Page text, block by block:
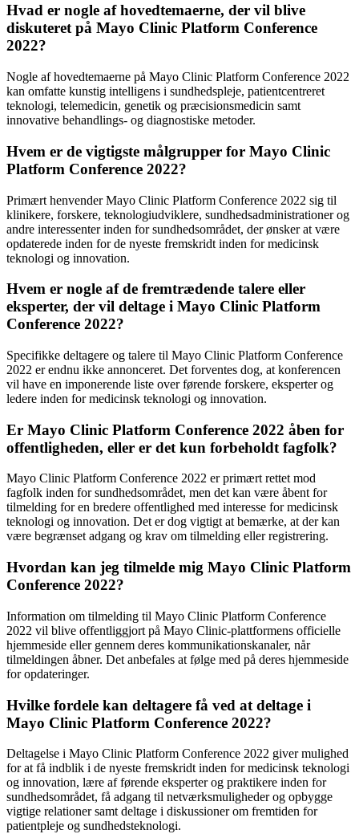
Hvad er nogle af hovedtemaerne, der vil blive
diskuteret på Mayo Clinic Platform Conference
2022?
Nogle af hovedtemaerne på Mayo Clinic Platform Conference 2022
kan omfatte kunstig intelligens i sundhedspleje, patientcentreret
teknologi, telemedicin, genetik og præcisionsmedicin samt
innovative behandlings- og diagnostiske metoder.
Hvem er de vigtigste målgrupper for Mayo Clinic
Platform Conference 2022?
Primært henvender Mayo Clinic Platform Conference 2022 sig til
klinikere, forskere, teknologiudviklere, sundhedsadministrationer og
andre interessenter inden for sundhedsområdet, der ønsker at være
opdaterede inden for de nyeste fremskridt inden for medicinsk
teknologi og innovation.
Hvem er nogle af de fremtrædende talere eller
eksperter, der vil deltage i Mayo Clinic Platform
Conference 2022?
Specifikke deltagere og talere til Mayo Clinic Platform Conference
2022 er endnu ikke annonceret. Det forventes dog, at konferencen
vil have en imponerende liste over førende forskere, eksperter og
ledere inden for medicinsk teknologi og innovation.
Er Mayo Clinic Platform Conference 2022 åben for
offentligheden, eller er det kun forbeholdt fagfolk?
Mayo Clinic Platform Conference 2022 er primært rettet mod
fagfolk inden for sundhedsområdet, men det kan være åbent for
tilmelding for en bredere offentlighed med interesse for medicinsk
teknologi og innovation. Det er dog vigtigt at bemærke, at der kan
være begrænset adgang og krav om tilmelding eller registrering.
Hvordan kan jeg tilmelde mig Mayo Clinic Platform
Conference 2022?
Information om tilmelding til Mayo Clinic Platform Conference
2022 vil blive offentliggjort på Mayo Clinic-plattformens officielle
hjemmeside eller gennem deres kommunikationskanaler, når
tilmeldingen åbner. Det anbefales at følge med på deres hjemmeside
for opdateringer.
Hvilke fordele kan deltagere få ved at deltage i
Mayo Clinic Platform Conference 2022?
Deltagelse i Mayo Clinic Platform Conference 2022 giver mulighed
for at få indblik i de nyeste fremskridt inden for medicinsk teknologi
og innovation, lære af førende eksperter og praktikere inden for
sundhedsområdet, få adgang til netværksmuligheder og opbygge
vigtige relationer samt deltage i diskussioner om fremtiden for
patientpleje og sundhedsteknologi.